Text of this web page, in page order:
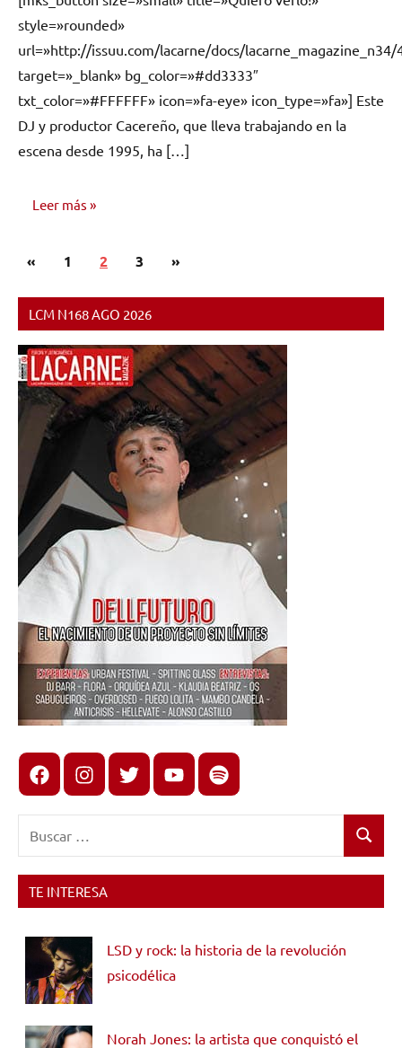
comentarios
style=»rounded»
url=»http://issuu.com/lacarne/docs/lacarne_magazine_n34/
target=»_blank» bg_color=»#dd3333″
txt_color=»#FFFFFF» icon=»fa-eye» icon_type=»fa»] Este
DJ y productor Cacereño, que lleva trabajando en la
escena desde 1995, ha […]
Leer más
ENTREVISTAS
Paginación
entradas
«Entradas
1 2 3
Siguientes
»
LCM N168 AGO 2026
FacebookInstagram
X youtubespotify
Buscar
TE INTERESA
LSD y rock: la historia de la revolución
psicodélica
Norah Jones: la artista que conquistó el